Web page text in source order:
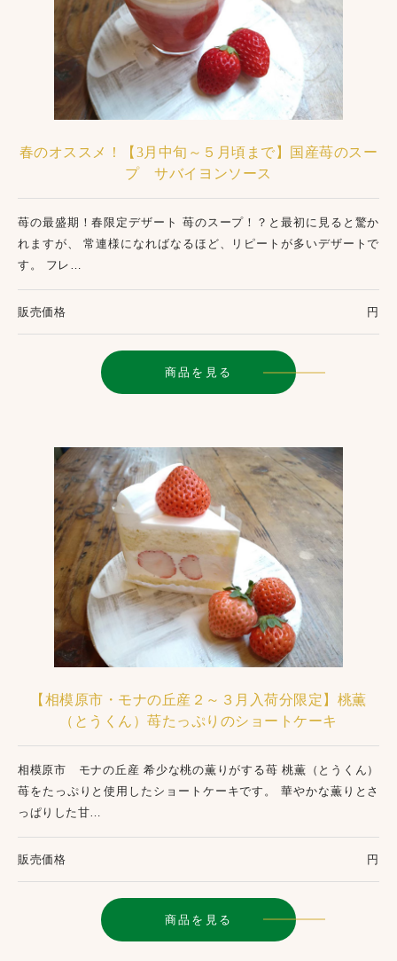
春のオススメ！【3月中旬～５月頃まで】国産苺のスー
プ サバイヨンソース
苺の最盛期！春限定デザート 苺のスープ！？と最初に見ると驚か
れますが、 常連様になればなるほど、リピートが多いデザートで
す。 フレ…
販売価格 円
商品を見る
【相模原市・モナの丘産２～３月入荷分限定】桃薫
（とうくん）苺たっぷりのショートケーキ
相模原市 モナの丘産 希少な桃の薫りがする苺 桃薫（とうくん）
苺をたっぷりと使用したショートケーキです。 華やかな薫りとさ
っぱりした甘…
販売価格 円
商品を見る